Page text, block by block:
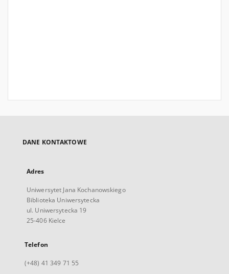
DANE KONTAKTOWE
Adres
Uniwersytet Jana Kochanowskiego
Biblioteka Uniwersytecka
ul. Uniwersytecka 19
25-406 Kielce
Telefon
(+48) 41 349 71 55